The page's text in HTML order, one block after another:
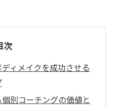
次
ィメイクを成功させる
別コーチングの価値と